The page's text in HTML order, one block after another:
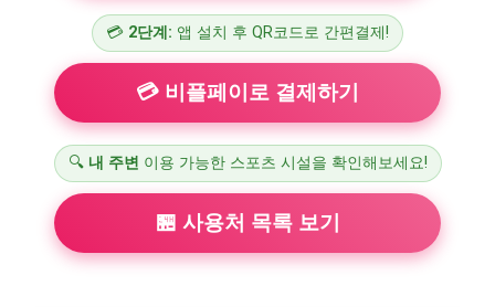
💳 2단계: 앱 설치 후 QR코드로 간편결제!
💳 비플페이로 결제하기
🔍 내 주변 이용 가능한 스포츠 시설을 확인해보세요!
🏪 사용처 목록 보기